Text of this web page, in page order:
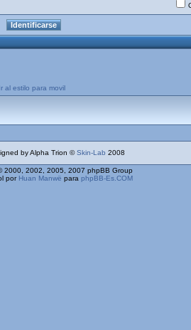
Ir al estilo para movil
by Alpha Trion ©Skin-Lab 2008
2000, 2002, 2005, 2007 phpBB Group
por Huan Manwë para phpBB-Es.COM